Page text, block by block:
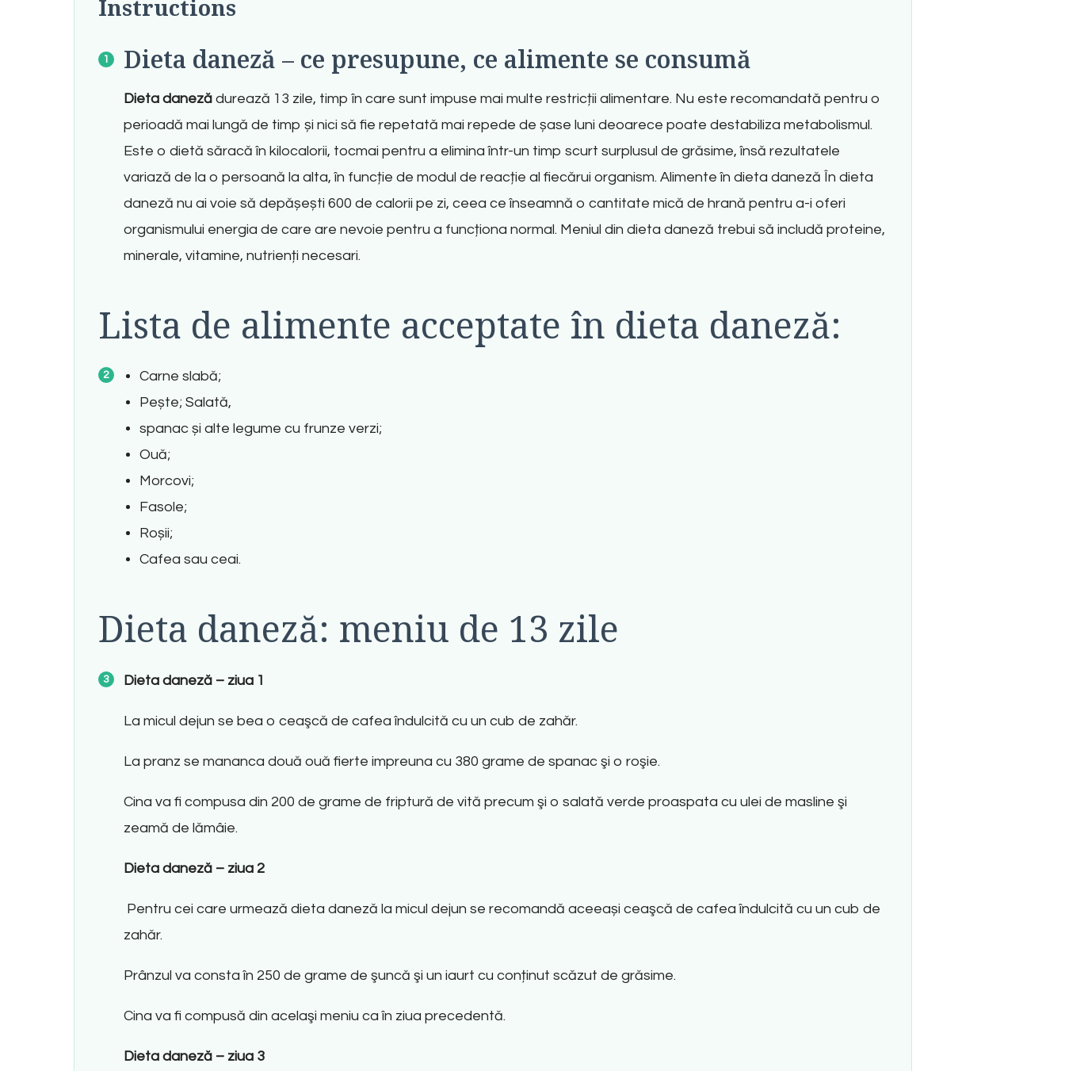
Instructions
Dieta daneză – ce presupune, ce alimente se consumă
Dieta daneză durează 13 zile, timp în care sunt impuse mai multe restricții alimentare. Nu este recomandată pentru o
perioadă mai lungă de timp și nici să fie repetată mai repede de șase luni deoarece poate destabiliza metabolismul.
Este o dietă săracă în kilocalorii, tocmai pentru a elimina într-un timp scurt surplusul de grăsime, însă rezultatele
variază de la o persoană la alta, în funcție de modul de reacție al fiecărui organism. Alimente în dieta daneză În dieta
daneză nu ai voie să depășești 600 de calorii pe zi, ceea ce înseamnă o cantitate mică de hrană pentru a-i oferi
organismului energia de care are nevoie pentru a funcționa normal. Meniul din dieta daneză trebui să includă proteine,
minerale, vitamine, nutrienți necesari.
Lista de alimente acceptate în dieta daneză:
Carne slabă;
Pește; Salată,
spanac și alte legume cu frunze verzi;
Ouă;
Morcovi;
Fasole;
Roșii;
Cafea sau ceai.
Dieta daneză: meniu de 13 zile
Dieta daneză – ziua 1
La micul dejun se bea o ceaşcă de cafea îndulcită cu un cub de zahăr.
La pranz se mananca două ouă fierte impreuna cu 380 grame de spanac şi o roşie.
Cina va fi compusa din 200 de grame de friptură de vită precum şi o salată verde proaspata cu ulei de masline şi
zeamă de lămâie.
Dieta daneză – ziua 2
Pentru cei care urmează dieta daneză la micul dejun se recomandă aceeași ceaşcă de cafea îndulcită cu un cub de
zahăr.
Prânzul va consta în 250 de grame de şuncă şi un iaurt cu conținut scăzut de grăsime.
Cina va fi compusă din acelaşi meniu ca în ziua precedentă.
Dieta daneză – ziua 3